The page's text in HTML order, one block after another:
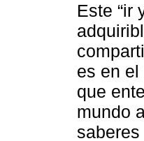
Este “ir
es en
que
mundo